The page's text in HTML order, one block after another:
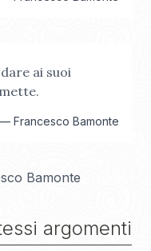
ai suoi
— Francesco Bamonte
Bamonte
argomenti